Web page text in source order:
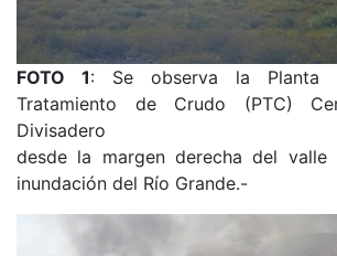
FOTO 1: Se observa la Planta
Tratamiento de Crudo (PTC)
Divisadero
desde la margen derecha del valle
inundación del Río Grande.-